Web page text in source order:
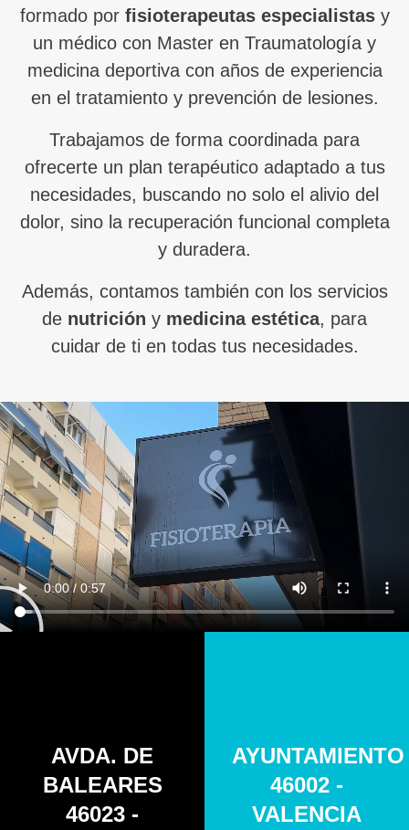
formado por fisioterapeutas especialistasy
un médico con Master en Traumatología y
medicina deportiva con años de experiencia
en el tratamiento y prevención de lesiones.
Trabajamos de forma coordinada para
ofrecerte un plan terapéutico adaptado a tus
necesidades, buscando no solo el alivio del
dolor, sino la recuperación funcional completa
y duradera.
Además, contamos también con los servicios
de nutrición y medicina estética, para
cuidar de ti en todas tus necesidades.
AVDA. DE
BALEARES
46023 -
AYUNTAMIENTO
46002 -
VALENCIA